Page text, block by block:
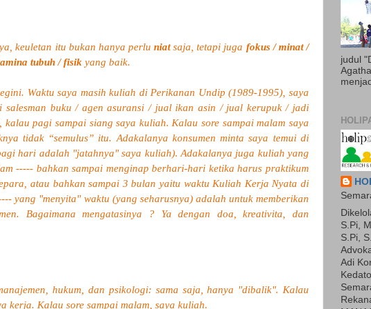
keuletan itu bukan hanya perluniatsaja, tetapi juga fokus / minat /
tubuh / fisik yang baik.
Waktu saya masihkuliah di Perikanan Undip (1989-1995) , saya
buku / agen asuransi / jual ikan asin / jual kerupuk / jadi
pagi sampai siang saya kuliah. Kalau sore sampai malam saya
tidak “semulus” itu. Adakalanya konsumen minta saya temuidi
hari adalah "jatahnya"saya kuliah). Adakalanya juga kuliah yang
----- bahkan sampai menginap berhari-hari ketika harus praktikum
, atau bahkan sampai 3 bulan yaitu waktu Kuliah Kerja Nyata di
yang "menyita" waktu (yang seharusnya) adalah untuk memberikan
Bagaimana mengatasinya ? Ya dengan doa, kreativita, dan
hukum, dan psikologi: sama saja, hanya "dibalik". Kalau
kerja. Kalau sore sampai malam, saya kuliah.
judul
S.Pi,
S.Pi,
Adi